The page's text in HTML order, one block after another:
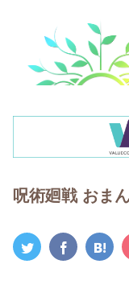
呪術廻戦 おま